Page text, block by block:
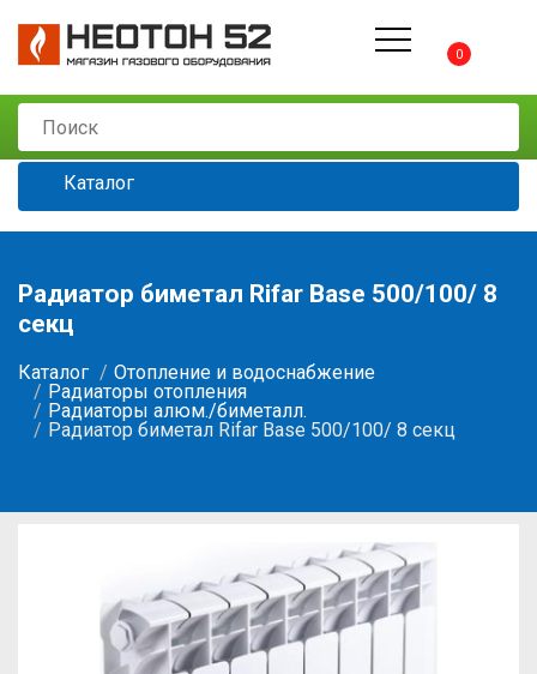
0
Каталог
Радиатор биметал Rifar Base 500/100/ 8
секц
Каталог
Отопление и водоснабжение
Радиаторы отопления
Радиаторы алюм./биметалл.
Радиатор биметал Rifar Base 500/100/ 8 секц